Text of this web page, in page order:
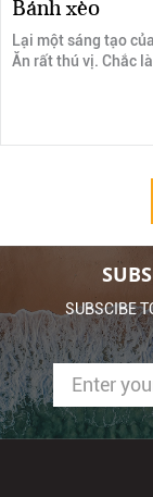
Bánh xèo
Lại một sáng tạo
Ăn rất thú vị. Chắc
SUBSCIBE